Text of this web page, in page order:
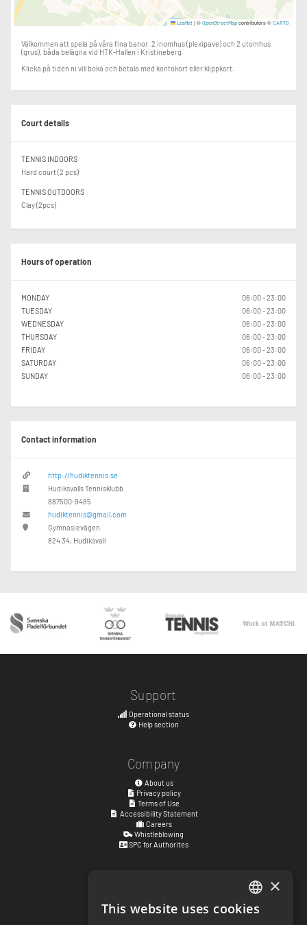
Leaflet |© OpenStreetMap contributors © CARTO
Välkommen att spela på våra fina banor. 2 inomhus (plexipave) och 2 utomhus
(grus), båda belägna vid HTK-Hallen i Kristineberg.
Klicka på tiden ni vill boka och betala med kontokort eller klippkort.
Court details
TENNIS INDOORS
Hard court (2 pcs)
TENNIS OUTDOORS
Clay (2pcs)
Hours of operation
MONDAY
06:00 - 23:00
TUESDAY
06:00 - 23:00
WEDNESDAY
06:00 - 23:00
THURSDAY
06:00 - 23:00
FRIDAY
06:00 - 23:00
SATURDAY
06:00 - 23:00
SUNDAY
06:00 - 23:00
Contact information
http://hudiktennis.se
Hudiksvalls Tennisklubb
887500-9485
hudiktennis@gmail.com
Gymnasievägen
824 34, Hudiksvall
Support
Operational status
Help section
Company
About us
Privacy policy
Terms of Use
Accessibility Statement
Careers
Whistleblowing
SPC for Authorites
Kyrkogatan 17
411 15Göteborg,Sweden ENGLISH
×
This website uses cookies